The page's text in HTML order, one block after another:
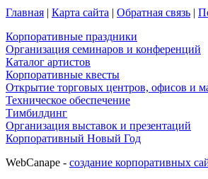
Главная | Карта сайта | Обратная связь |
Корпоративные праздники
Организация семинаров и конференций
Каталог артистов
Корпоративные квесты
Открытие торговых центров, офисов и
Техническое обеспечение
Тимбилдинг
Организация выставок и презентаций
Корпоративный Новый Год
WebCanape - создание корпоративных